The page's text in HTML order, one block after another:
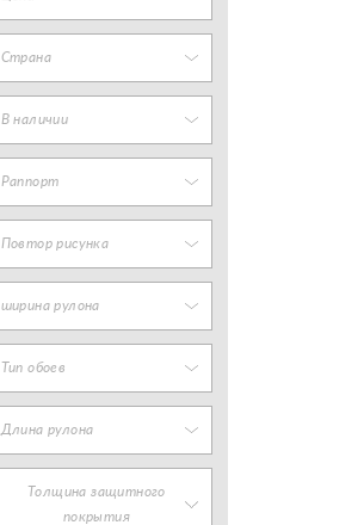
Страна
В наличии
Раппорт
Повтор рисунка
ширина рулона
Тип обоев
Длина рулона
Толщина защитного
покрытия